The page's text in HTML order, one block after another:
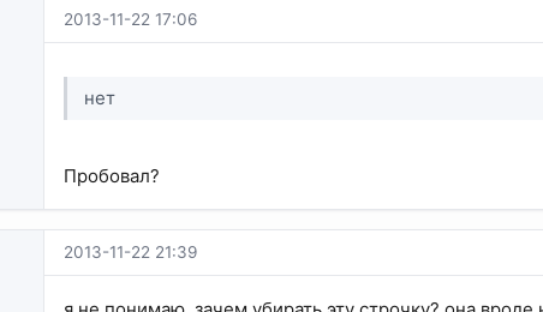
2013-11-22 17:06
нет
Пробовал?
2013-11-22 21:39